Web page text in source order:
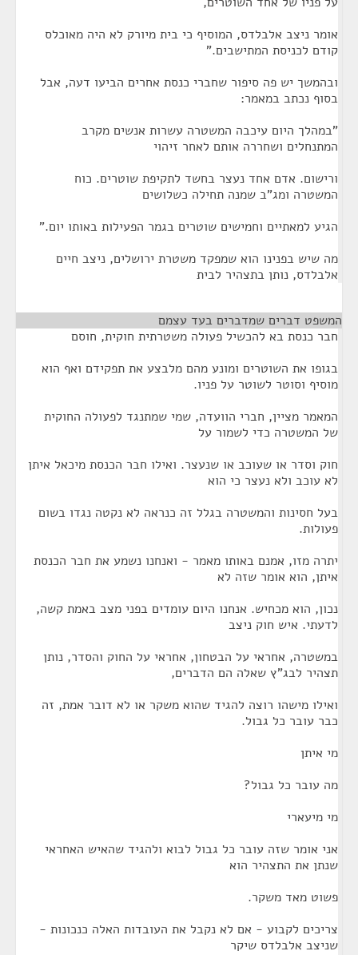
אומר ניצב אלבלדס, המוסיף כי בית מיורק לא היה מאוכלס
קודם לכניסת המתישבים."
ובהמשך יש פה סיפור שחברי כנסת אחרים הביעו דעה, אבל
בסוף נכתב במאמר:
"במהלך היום עיכבה המשטרה עשרות אנשים מקרב
המתנחלים ושחררה אותם לאחר זיהוי
ורישום. אדם אחד נעצר בחשד לתקיפת שוטרים. כוח
המשטרה ומג"ב שמנה תחילה כשלושים
הגיע למאתיים וחמישים שוטרים בגמר הפעילות באותו יום."
מה שיש בפנינו הוא שמפקד משטרת ירושלים, ניצב חיים
אלבלדס, נותן בתצהיר לבית
המשפט דברים שמדברים בעד עצמם
חבר כנסת בא להכשיל פעולה משטרתית חוקית, חוסם
בגופו את השוטרים ומונע מהם מלבצע את תפקידם ואף הוא
מוסיף וסוטר לשוטר על פניו.
המאמר מציין, חברי הוועדה, שמי שמתנגד לפעולה החוקית
של המשטרה כדי לשמור על
חוק וסדר או שעוכב או שנעצר. ואילו חבר הכנסת מיכאל איתן
לא עוכב ולא נעצר כי הוא
בעל חסינות והמשטרה בגלל זה כנראה לא נקטה נגדו בשום
פעולות.
יתרה מזו, אמנם באותו מאמר - ואנחנו נשמע את חבר הכנסת
איתן, הוא אומר שזה לא
נכון, הוא מכחיש. אנחנו היום עומדים בפני מצב באמת קשה,
לדעתי. איש חוק ניצב
במשטרה, אחראי על הבטחון, אחראי על החוק והסדר, נותן
תצהיר לבג"ץ שאלה הם הדברים,
ואילו מישהו רוצה להגיד שהוא משקר או לא דובר אמת, זה
כבר עובר כל גבול.
מי איתן
מה עובר כל גבול?
מי מיעארי
אני אומר שזה עובר כל גבול לבוא ולהגיד שהאיש האחראי
שנתן את התצהיר הוא
פשוט מאד משקר.
צריכים לקבוע - אם לא נקבל את העובדות האלה כנכונות -
שניצב אלבלדס שיקר